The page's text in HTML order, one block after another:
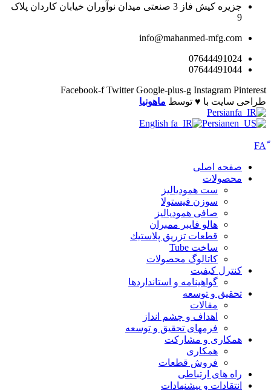
جزیره کیش فاز 3 صنعتی میدان نوآوران خیابان کاردان پلاک
9
info@mahanmed-mfg.com
07644491024
07644491044
Facebook-f Twitter Google-plus-g Instagram Pinterest
طراحی سایت با ♥️ توسط ماهونیا
Persian
English
Persian
صفحه اصلی
محصولات
ست همودیالیز
سوزن فیستولا
صافی همودیالیز
هالو فایبر ممبران
قطعات تزريق پلاستيك
ساخت Tube
کاتالوگ محصولات
کنترل کیفیت
گواهينامه و استانداردها
تحقيق و توسعه
مقالات
اهداف و چشم انداز
فرمهای تحقیق و توسعه
همکاری و مشارکت
همکاری
فروش قطعات
راه های ارتباطی
انتقادات و پيشنهادات